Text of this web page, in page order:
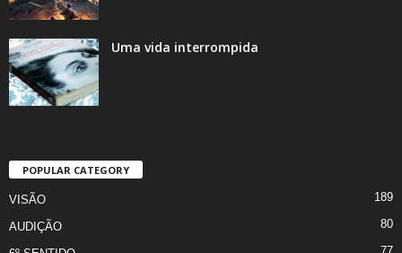
Uma vida interrompida
POPULAR CATEGORY
VISÃO 189
AUDIÇÃO 80